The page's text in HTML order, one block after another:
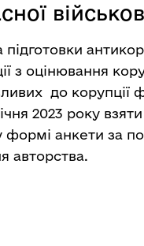
з оцінювання
до корупції
2023 року
у формі анкети за
авторства.